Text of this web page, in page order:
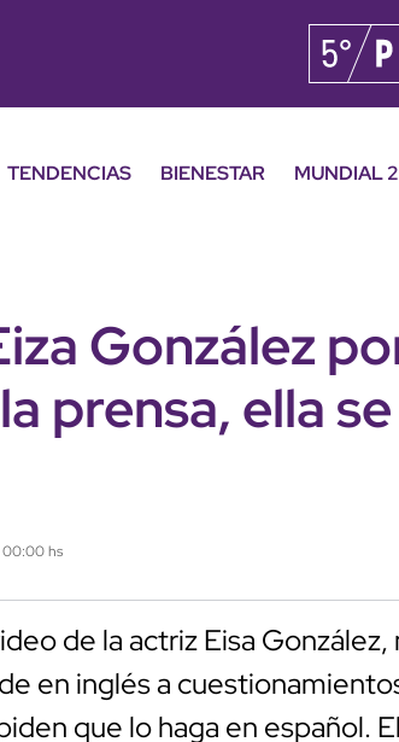
TENDENCIAS BIENESTAR
MUNDIAL
González
prensa, ella
00:00 hs
de la actriz Eisa
en inglés a
que lo haga en español.